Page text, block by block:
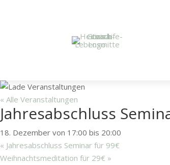
« Alle Veranstaltungen
Jahresabschluss
18. Dezember von 17:00 bis 20:00
« Jahresabschluss Seminar für 99€
Weihnachtsmeditation für 29€ »